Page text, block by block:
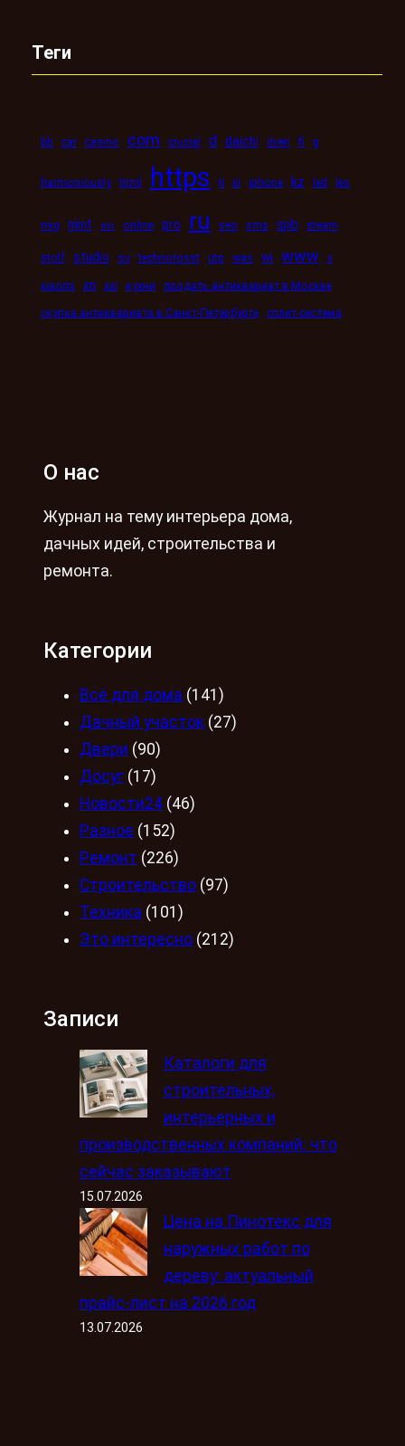
Теги
bb car casino com crucial d daichi dveri fi g
harmoniously html https ii iii iphone kz led les
mig mint mir online pro ru seo sms spb steam
stolf studio su technorosst utp was wi www x
xiaomi xn xxi кухни
продать антиквариат в Москве
скупка антиквариата в Санкт-Петербурге сплит-система
О нас
Журнал на тему интерьера дома,
дачных идей, строительства и
ремонта.
Категории
Всё для дома (141)
Дачный участок (27)
Двери (90)
Досуг (17)
Новости24 (46)
Разное (152)
Ремонт (226)
Строительство (97)
Техника (101)
Это интересно (212)
Записи
Каталоги для
строительных,
интерьерных и
производственных компаний: что
сейчас заказывают
15.07.2026
Цена на Пинотекс для
наружных работ по
дереву: актуальный
прайс-лист на 2026 год
13.07.2026